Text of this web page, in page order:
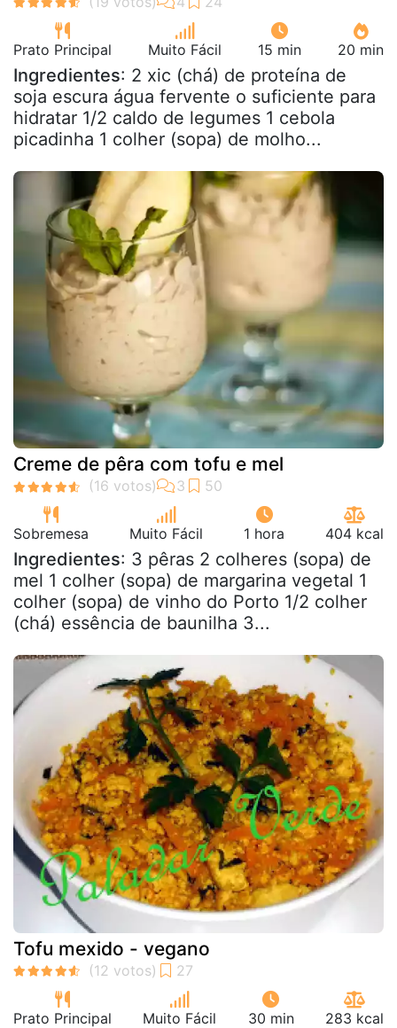
Prato Principal Muito Fácil 15 min 20 min
Ingredientes: 2 xic (chá) de proteína de
soja escura água fervente o suficiente para
hidratar 1/2 caldo de legumes 1 cebola
picadinha 1 colher (sopa) de molho...
Creme de pêra com tofu e mel
Sobremesa Muito Fácil 1 hora 404 kcal
Ingredientes: 3 pêras 2 colheres (sopa) de
mel 1 colher (sopa) de margarina vegetal 1
colher (sopa) de vinho do Porto 1/2 colher
(chá) essência de baunilha 3...
Tofu mexido - vegano
Prato Principal Muito Fácil 30 min 283 kcal